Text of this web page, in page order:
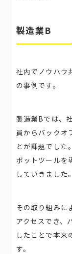
製造業B
社内でノウハウ
の事例です。
製造業Bでは、
員からバックオ
とが課題でした
ボットツールを
していきました。
その取り組みに
アクセスでき、
したことで本来
す。